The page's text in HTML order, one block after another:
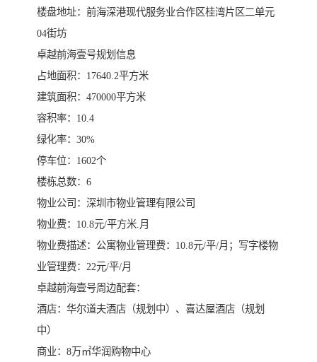
楼盘地址：前海深港现代服务业合作区桂湾片区二单元
04街坊
卓越前海壹号规划信息
占地面积：17640.2平方米
建筑面积：470000平方米
容积率：10.4
绿化率：30%
停车位：1602个
楼栋总数：6
物业公司：深圳市物业管理有限公司
物业费：10.8元/平方米.月
物业费描述：公寓物业管理费：10.8元/平/月；写字楼物
业管理费：22元/平/月
卓越前海壹号周边配套：
酒店：华尔道夫酒店（规划中）、喜达屋酒店（规划
中）
商业：8万㎡华润购物中心